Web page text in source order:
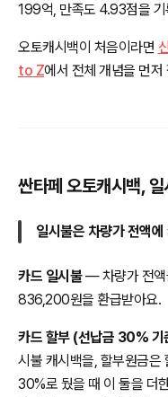
199억, 만족도 4.93점을 기
오토캐시백이 처음이라면
to Z에서 전체 개념을 먼저
싼타페 오토캐시백,
일시불은 차량가 전액
카드 일시불— 차량가 전액
836,200원을 환급받아요.
카드 할부 (선납금 30% 기
시불 캐시백을, 할부원금은
30%로 뒀을 때 이 둘을 더